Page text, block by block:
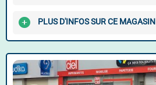
PLUS D'INFOS SUR CE MAGASIN